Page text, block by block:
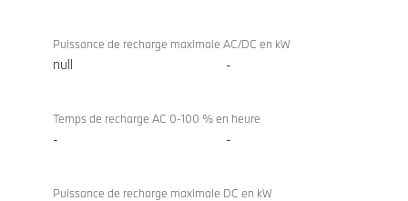
Puissance de recharge maximale AC/DC en kW
null -
Temps de recharge AC 0-100 % en heure
- -
Puissance de recharge maximale DC en kW